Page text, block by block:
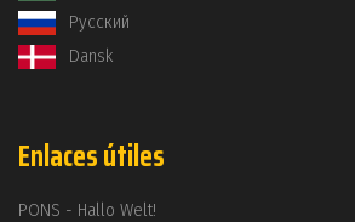
Русский
Dansk
Enlaces útiles
PONS - Hallo Welt!